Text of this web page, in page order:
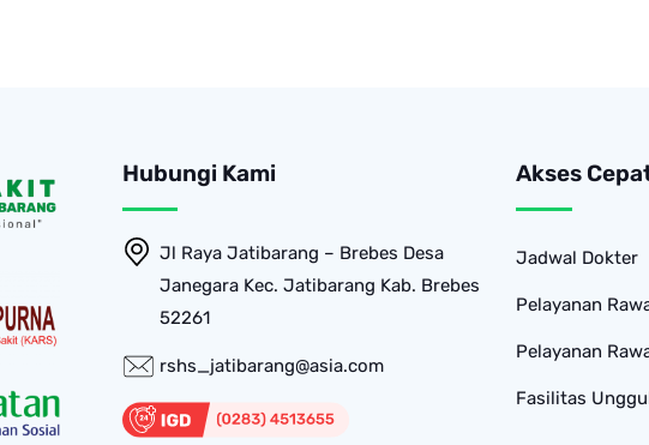
Hubungi Kami
Jl Raya Jatibarang – Brebes Desa
Janegara Kec. Jatibarang Kab. Brebes
52261
rshs_jatibarang@asia.com
Akses
Jadwal Dokter
Pelayanan
Pelayanan
Fasilitas